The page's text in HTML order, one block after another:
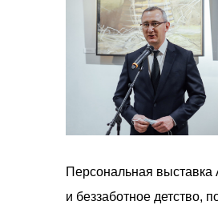
Персональная
и беззаботное детство,